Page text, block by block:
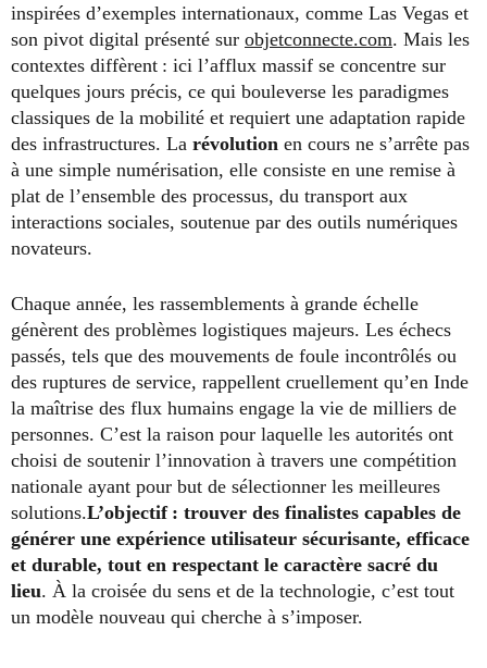
inspirées d’exemples internationaux, comme Las Vegas et
son pivot digital présenté sur objetconnecte.com. Mais les
contextes diffèrent : ici l’afflux massif se concentre sur
quelques jours précis, ce qui bouleverse les paradigmes
classiques de la mobilité et requiert une adaptation rapide
des infrastructures. La révolution en cours ne s’arrête pas
à une simple numérisation, elle consiste en une remise à
plat de l’ensemble des processus, du transport aux
interactions sociales, soutenue par des outils numériques
novateurs.
Chaque année, les rassemblements à grande échelle
génèrent des problèmes logistiques majeurs. Les échecs
passés, tels que des mouvements de foule incontrôlés ou
des ruptures de service, rappellent cruellement qu’en Inde
la maîtrise des flux humains engage la vie de milliers de
personnes. C’est la raison pour laquelle les autorités ont
choisi de soutenir l’innovation à travers une compétition
nationale ayant pour but de sélectionner les meilleures
solutions.L’objectif : trouver des finalistes capables de
générer une expérience utilisateur sécurisante, efficace
et durable, tout en respectant le caractère sacré du
lieu. À la croisée du sens et de la technologie, c’est tout
un modèle nouveau qui cherche à s’imposer.